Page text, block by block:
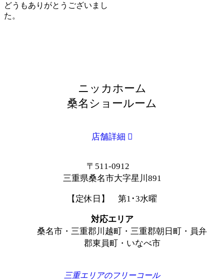
どうもありがとうございまし
た。
ニッカホーム
桑名ショールーム
店舗詳細
〒511-0912
三重県桑名市大字星川891
【定休日】 第1･3水曜
対応エリア
桑名市・三重郡川越町・三重郡朝日町・員弁
郡東員町・いなべ市
三重エリアのフリーコール